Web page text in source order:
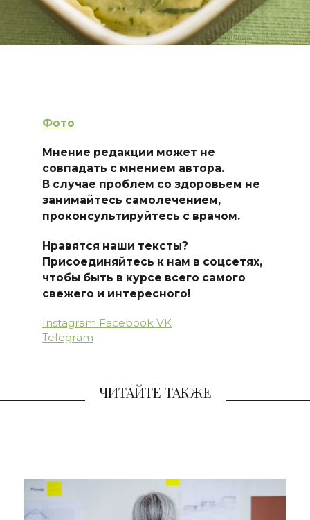
Фото
Мнение редакции может не
совпадать с мнением автора.
В случае проблем со здоровьем не
занимайтесь самолечением,
проконсультируйтесь с врачом.
Нравятся наши тексты?
Присоединяйтесь к нам в соцсетях,
чтобы быть в курсе всего самого
свежего и интересного!
Instagram Facebook VK
Telegram
ЧИТАЙТЕ ТАКЖЕ